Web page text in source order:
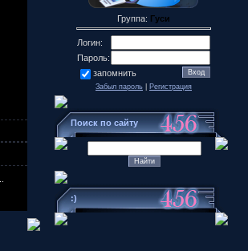
Группа: Гуси
Логин:
Пароль:
запомнить
Забыл пароль Регистрация
Поиск по сайту
:)